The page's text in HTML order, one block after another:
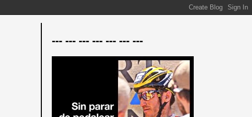
--- --- --- --- --- --- ---